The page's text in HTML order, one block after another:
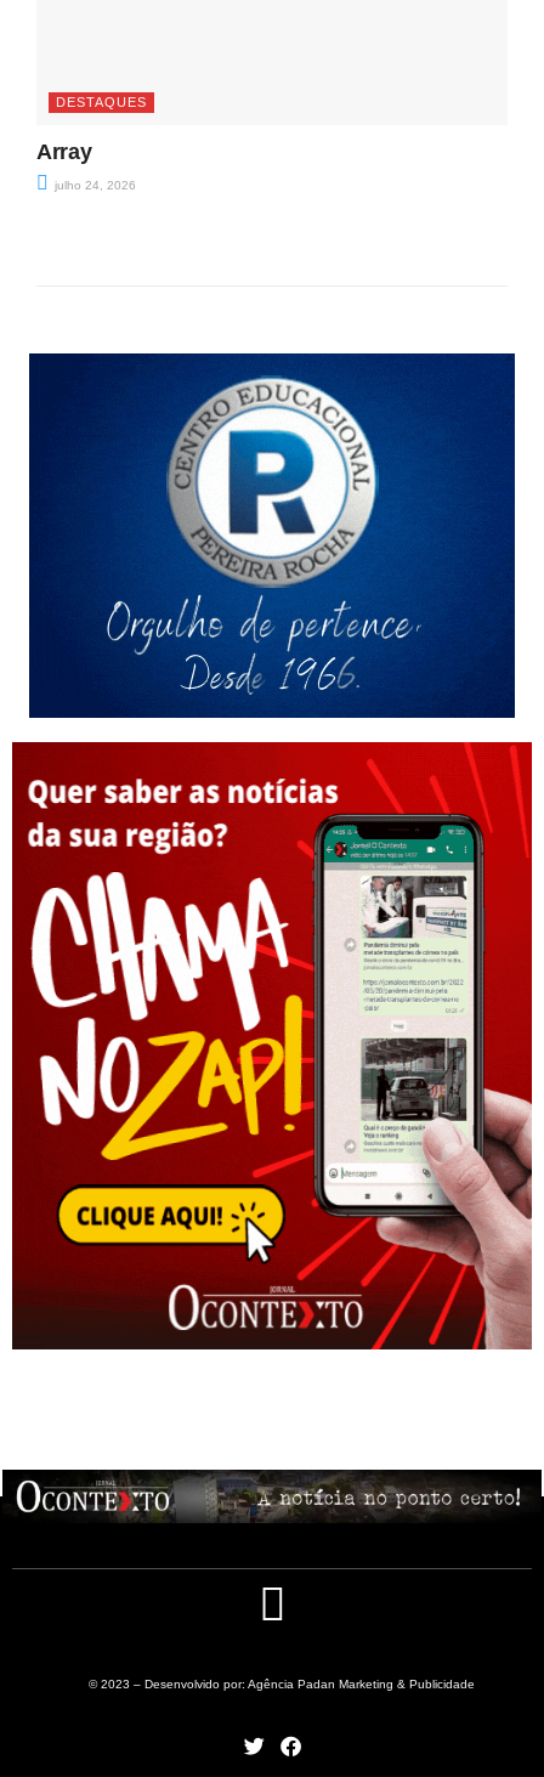
DESTAQUES
Array
julho 24, 2026
© 2023 – Desenvolvido por: Agência Padan Marketing & Publicidade